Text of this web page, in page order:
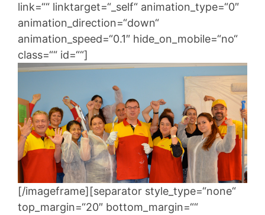
link=““ linktarget=“_self“ animation_type=“0″
animation_direction=“down“
animation_speed=“0.1″ hide_on_mobile=“no“
class=““ id=““]
[/imageframe][separator style_type=“none“
top_margin=“20″ bottom_margin=““